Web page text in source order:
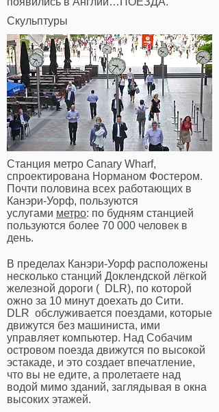
Скульптуры
Станция метро Canary Wharf,
спроектирована Норманом Фостером.
Почти половина всех работающих в
Канэри-Уорф, пользуются
услугами метро: по будням станцией
пользуются более 70 000 человек в
день.
В пределах Канэри-Уорф расположены
несколько станций Доклендской лёгкой
железной дороги ( DLR), по которой
ожно за 10 минут доехать до Сити.
DLR обслуживается поездами, которые
движутся без машиниста, ими
управляет компьютер. Над Собачим
островом поезда движутся по высокой
эстакаде, и это создает впечатление,
что вы не едите, а пролетаете над
водой мимо зданий, заглядывая в окна
высоких этажей.